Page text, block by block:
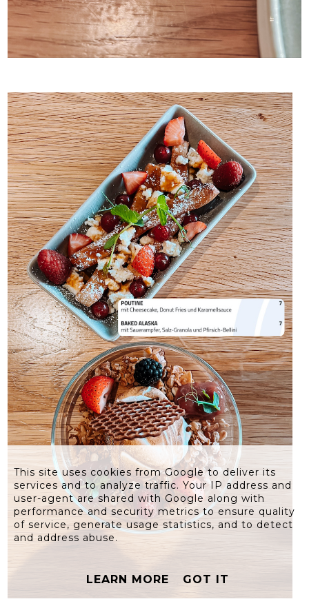
This site uses cookies from Google to deliver its
services and to analyze traffic. Your IP address and
user-agent are shared with Google along with
performance and security metrics to ensure quality
of service, generate usage statistics, and to detect
and address abuse.
LEARN MORE GOT IT